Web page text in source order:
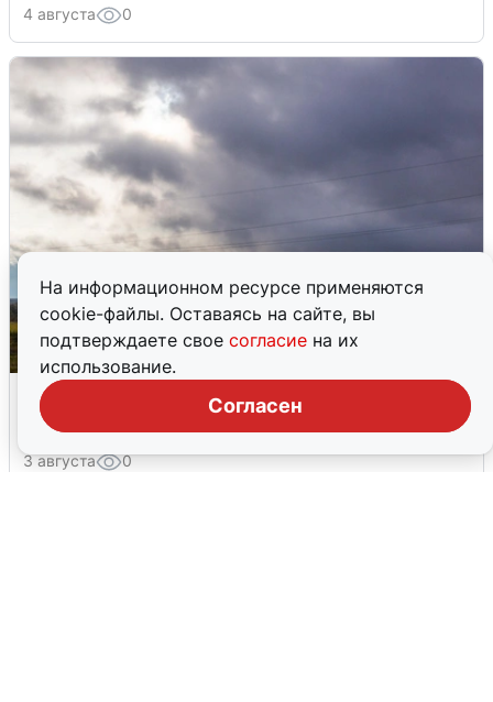
На информационном ресурсе применяются
cookie-файлы. Оставаясь на сайте, вы
подтверждаете свое согласие на их
использование.
Согласен
4 августа 0
Над ХМАО впервые сбили
беспилотники
3 августа 0